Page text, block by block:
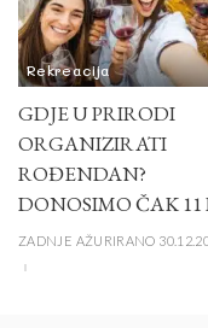
Rekreacija
GDJE U PRIRODI
ORGANIZIRATI
ROĐENDAN?
DONOSIMO ČAK 11
ZADNJE AŽURIRANO